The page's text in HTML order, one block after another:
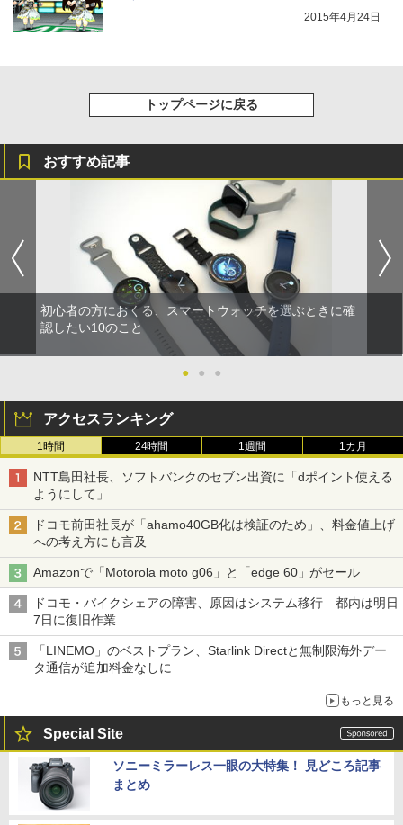
2015年4月24日
トップページに戻る
おすすめ記事
初心者の方におくる、スマートウォッチを選ぶときに確
認したい10のこと
● ● ●
アクセスランキング
1時間 24時間 1週間 1カ月
NTT島田社長、ソフトバンクのセブン出資に「dポイント使える
ようにして」
ドコモ前田社長が「ahamo40GB化は検証のため」、料金値上げ
への考え方にも言及
Amazonで「Motorola moto g06」と「edge 60」がセール
ドコモ・バイクシェアの障害、原因はシステム移行 都内は明日
7日に復旧作業
「LINEMO」のベストプラン、Starlink Directと無制限海外デー
タ通信が追加料金なしに
もっと見る
Special Site
ソニーミラーレス一眼の大特集！ 見どころ記事
まとめ